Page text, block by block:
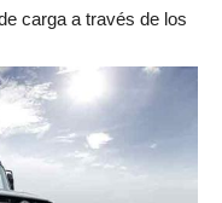
carga a través de los